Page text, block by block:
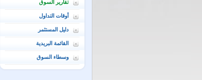
تقارير السوق
أوقات التداول
دليل المستثمر
القائمة البريدية
وسطاء السوق